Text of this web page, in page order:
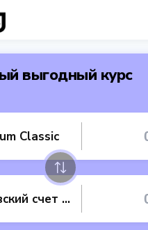
выгодный курс
Classic
Банковский счет NZD